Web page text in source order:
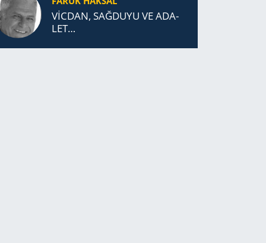
VİCDAN, SAĞ­DU­YU VE ADA­
LET…